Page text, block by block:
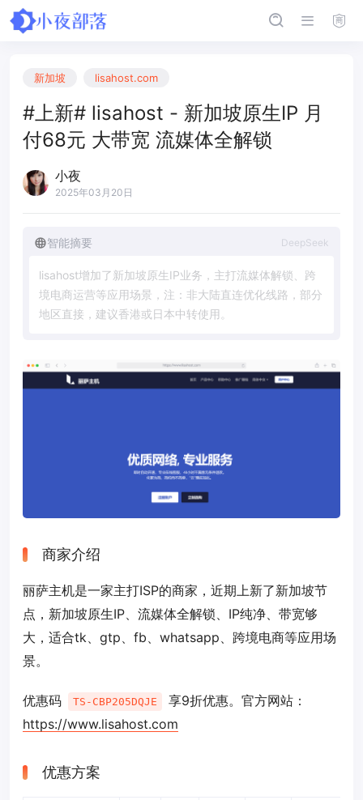
新加坡 lisahost.com
#上新# lisahost - 新加坡原生IP 月
付68元 大带宽 流媒体全解锁
小夜
2025年03月20日
智能摘要 DeepSeek
lisahost增加了新加坡原生IP业务 ， 主打流媒体解锁
跨
境电商运营等应用场景 ， 注 ： 非大陆直连优化线路 ， 部分
地区直接 ， 建议香港或日本中转使用
商家介绍
丽萨主机是一家主打ISP的商家，近期上新了新加坡节
点，新加坡原生IP、流媒体全解锁、IP纯净、带宽够
大，适合tk、gtp、fb、whatsapp、跨境电商等应用场
景。
优惠码 TS-CBP205DQJE
享9折优惠。官方网站：
https://www.lisahost.com
优惠方案